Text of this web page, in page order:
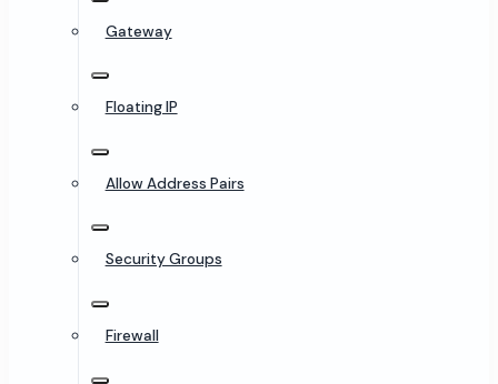
Gateway
Floating IP
Allow Address Pairs
Security Groups
Firewall